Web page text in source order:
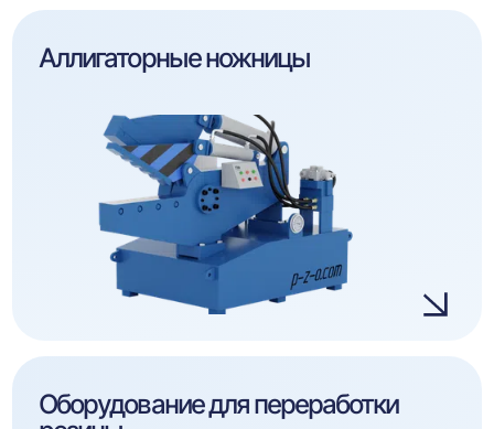
Аллигаторные ножницы
Оборудование для переработки